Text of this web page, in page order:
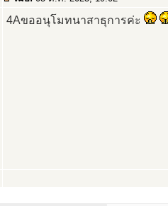
4Aขออนุโมทนาสาธุการค่ะ